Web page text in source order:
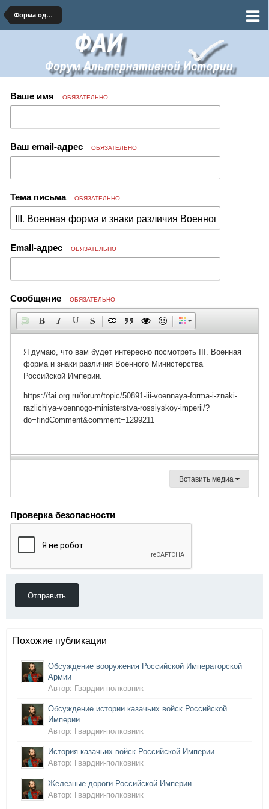
Форма одежды и знаки различия Российской Империи
Ваше имя ОБЯЗАТЕЛЬНО
Ваш email-адрес ОБЯЗАТЕЛЬНО
Тема письма ОБЯЗАТЕЛЬНО
Email-адрес ОБЯЗАТЕЛЬНО
Сообщение ОБЯЗАТЕЛЬНО
Вставить медиа
Проверка безопасности
Отправить
Похожие публикации
Обсуждение вооружения Российской Императорской
Армии
Автор: Гвардии-полковник
Обсуждение истории казачьих войск Российской
Империи
Автор: Гвардии-полковник
История казачьих войск Российской Империи
Автор: Гвардии-полковник
Железные дороги Российской Империи
Автор: Гвардии-полковник